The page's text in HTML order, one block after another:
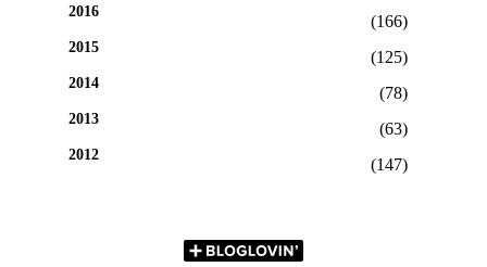
2016
(166)
2015
(125)
2014
(78)
2013
(63)
2012
(147)